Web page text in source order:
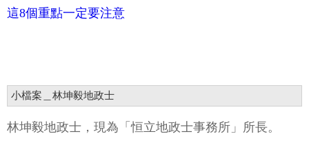
這8個重點一定要注意
小檔案＿林坤毅地政士
林坤毅地政士，現為「恒立地政士事務所」所長。